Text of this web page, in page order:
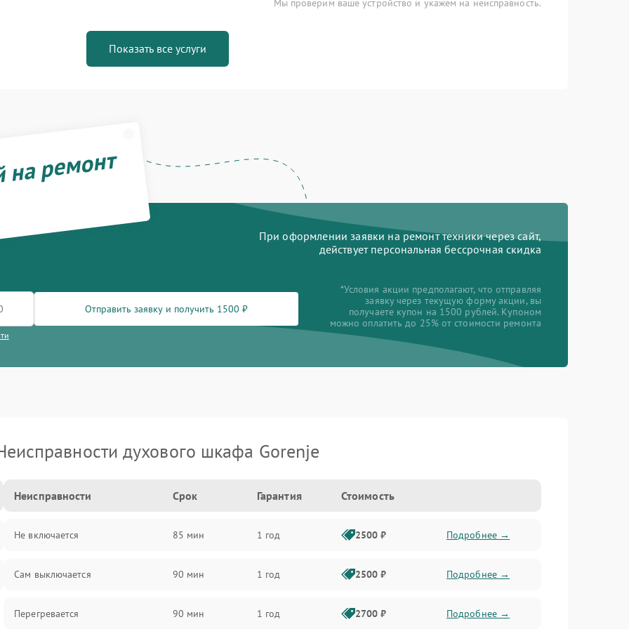
Мы проверим ваше устройство и укажем на неисправность.
Показать все услуги
ремонт
При оформлении заявки на ремонт техники через сайт,
действует персональная бессрочная скидка
Отправить заявку и получить 1500 ₽
*Условия акции предполагают, что отправляя
заявку через текущую форму акции, вы
получаете купон на 1500 рублей. Купоном
можно оплатить до 25% от стоимости ремонта
духового шкафа Gorenje
Неисправности Срок Гарантия Стоимость
Не включается 85 мин 1 год 2500 ₽ Подробнее →
Сам выключается 90 мин 1 год 2500 ₽ Подробнее →
Перегревается 90 мин 1 год 2700 ₽ Подробнее →